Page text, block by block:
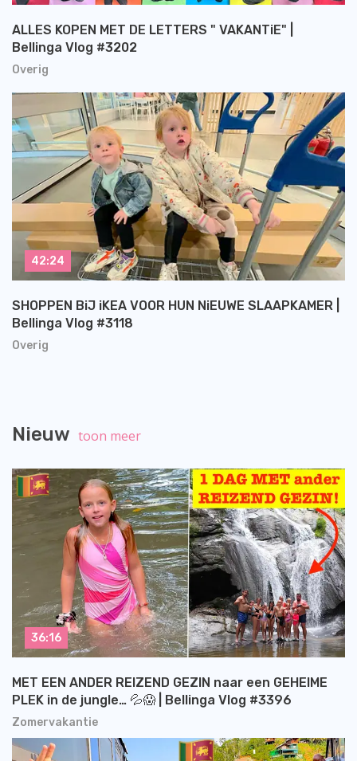
Overig
ALLES KOPEN MET DE LETTERS " VAKANTiE" |
Bellinga Vlog #3202
Overig
SHOPPEN BiJ iKEA VOOR HUN NiEUWE SLAAPKAMER |
Bellinga Vlog #3118
42:24
Nieuw toon meer
Zomervakantie
MET EEN ANDER REIZEND GEZIN naar een GEHEIME
PLEK in de jungle… 💦😱 | Bellinga Vlog #3396
36:16